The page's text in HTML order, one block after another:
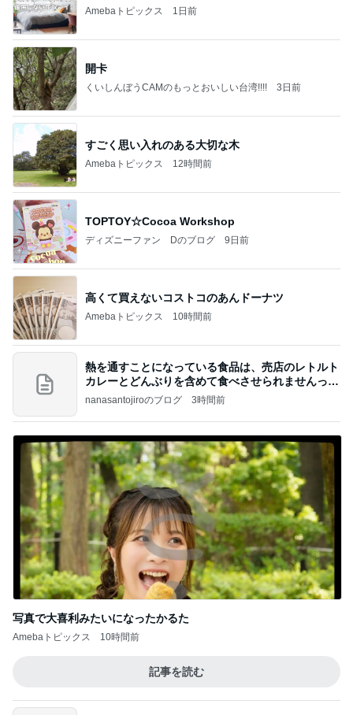
Amebaトピックス 1日前
開卡
くいしんぼうCAMのもっとおいしい台湾!!!! 3日前
すごく思い入れのある大切な木
Amebaトピックス 12時間前
TOPTOY☆Cocoa Workshop
ディズニーファン Dのブログ 9日前
高くて買えないコストコのあんドーナツ
Amebaトピックス 10時間前
熱を通すことになっている食品は、売店のレトルト
カレーとどんぶりを含めて食べさせられませんっ
て、男
nanasantojiroのブログ 3時間前
写真で大喜利みたいになったかるた
Amebaトピックス 10時間前
記事を読む